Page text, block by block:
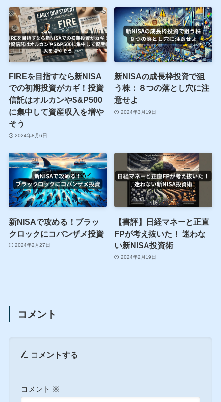
FIREを目指すなら新NISA
での初期投資がカギ！投資
信託はオルカンやS&P500
に集中して資産収入を増や
そう
2024年8月6日
新NISAの成長枠投資で狙
う株：８つの落とし穴に注
意せよ
2024年3月19日
新NISAで攻める！ブラッ
クロックにコバンザメ投資
2024年2月27日
【書評】日経マネーと正直
FPが考え抜いた！ 迷わな
い新NISA投資術
2024年2月19日
コメント
コメントする
コメント ※